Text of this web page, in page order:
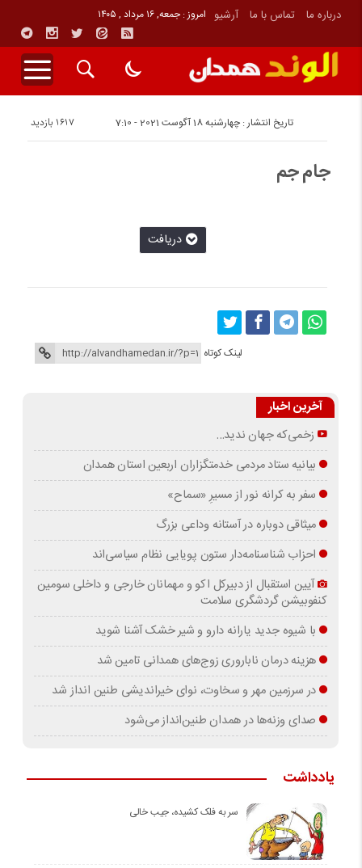
درباره ما تماس با ما آرشیو امروز : جمعه, ۱۶ مرداد , ۱۴۰۵
تاریخ انتشار : چهارشنبه 18 آگوست 2021 - 7:10 1617 بازدید
جام جم
دريافت
لینک کوتاه
آخرین اخبار
زخمی‌که جهان ندید…
بیانیه ستاد مردمی خدمتگزاران اربعین استان همدان
سفر به کرانه‌ نور از مسیرِ «سماح»
میثاقی دوباره در آستانه‌ وداعی بزرگ
احزاب شناسنامه‌دار ستون پویایی نظام سیاسی‌اند
آیین استقبال از دبیرکل اکو و مهمانان خارجی و داخلی سومین
کنفوبیشن گردشگری سلامت
با شیوه جدید یارانه دارو و شیر خشک آشنا شوید
هزینه درمان ناباروری زوج‌های همدانی تامین شد
در سرزمین مهر و سخاوت، نوای خیراندیشی طنین انداز شد
صدای وزنه‌ها در همدان طنین‌انداز می‌شود
یادداشت
سر به فلک کشیده، جیب خالی